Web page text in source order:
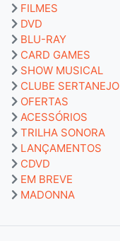
FILMES
DVD
BLU-RAY
CARD GAMES
SHOW MUSICAL
CLUBE SERTANEJO
OFERTAS
ACESSÓRIOS
TRILHA SONORA
LANÇAMENTOS
CDVD
EM BREVE
MADONNA